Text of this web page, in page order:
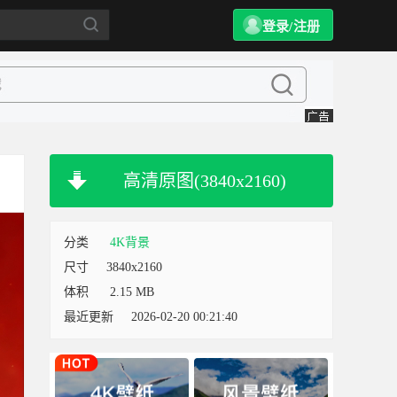
登录/注册
高清原图(3840x2160)
分类
4K背景
尺寸
3840x2160
体积
2.15 MB
最近更新
2026-02-20 00:21:40